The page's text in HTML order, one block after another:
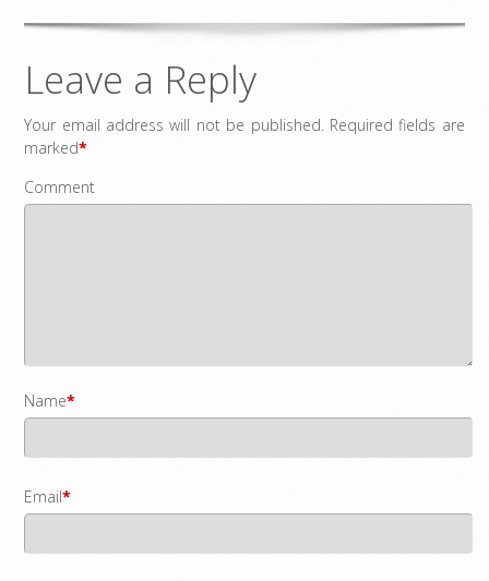
Leave a Reply
Your email address will not be published.Required fields are
marked*
Comment
Name*
Email*